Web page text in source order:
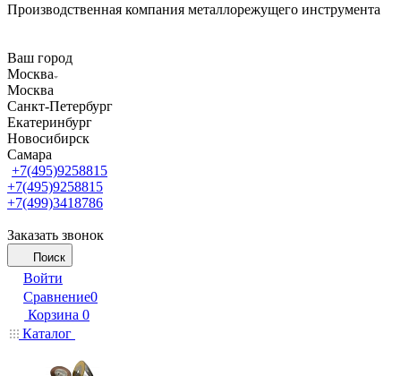
Производственная компания металлорежущего инструмента
Ваш город
Москва
Москва
Санкт-Петербург
Екатеринбург
Новосибирск
Самара
+7(495)9258815
+7(495)9258815
+7(499)3418786
Заказать звонок
Поиск
Войти
Сравнение0
Корзина 0
Каталог